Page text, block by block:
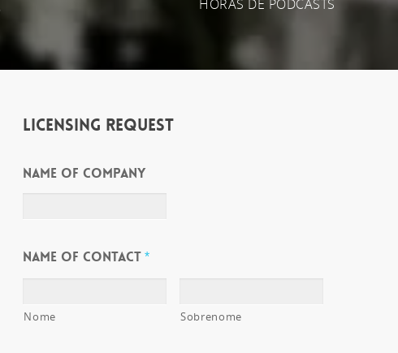
HORAS DE PODCASTS
LICENSING REQUEST
NAME OF COMPANY
NAME OF CONTACT*
Nome Sobrenome